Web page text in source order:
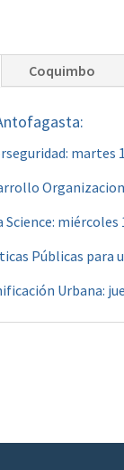
Coquimbo
martes
miércoles
Públicas para
Urbana: